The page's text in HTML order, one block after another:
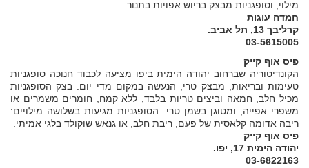
מילוי, וסופגניות מבצק בריוש אפויות בתנור.
חמדה עוגות
קרליבך 13, תל אביב.
03-5615005
פיס אוף קייק
הקונדיטוריה שברחוב יהודה הימית ביפו מציעה לכבוד חנוכה סופגניות
טעימות ובריאות, מבצק טרי, הנעשה במקום מדי יום. בצק הסופגניות
מכיל חלב, חמאה וביצים טריות בלבד, ללא קמח, חומרים משמרים או
משפרי אפייה, ומטוגן בשמן טרי. הסופגניות מגיעות בשלושה מילויים:
ריבה אדומה קלאסית של פעם, ריבת חלב, או גנאש שוקולד בלגי אמיתי.
פיס אוף קייק
יהודה הימית 17, יפו.
03-6822163